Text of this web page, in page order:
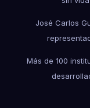
José Carlos
Más de 100